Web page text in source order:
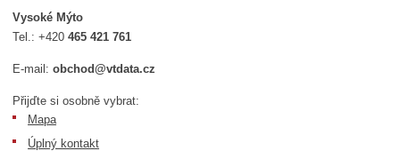
Vysoké Mýto
Tel.:+420465 421 761
E-mail:obchod@vtdata.cz
Přijďte si osobně vybrat:
Mapa
Úplný kontakt